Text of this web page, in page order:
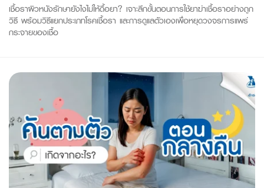
เชื้อราผิวหนังรักษายังไงไม่ให้ดื้อยา? เจาะลึกขั้นตอนการใช้ยาฆ่าเชื้อราอย่างถูก
วิธี พร้อมวิธีแยกประเภทโรคเชื้อรา และการดูแลตัวเองเพื่อหยุดวงจรการแพร่
กระจายของเชื้อ